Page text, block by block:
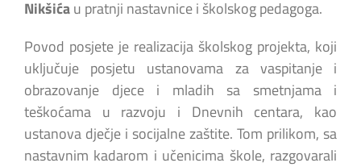
Nikšićau pratnji nastavnice i školskog pedagoga.
Povod posjete je realizacija školskog projekta, koji
uključuje posjetu ustanovama za vaspitanje i
obrazovanje djece i mladih sa smetnjama i
teškoćama u razvoju i Dnevnih centara, kao
ustanova dječje i socijalne zaštite. Tom prilikom, sa
nastavnim kadarom i učenicima škole, razgovarali